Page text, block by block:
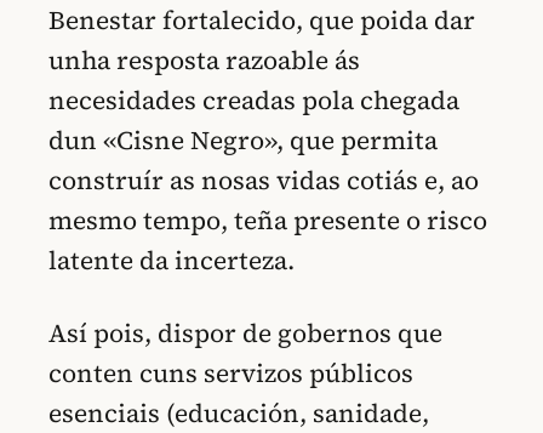
Benestar fortalecido, que poida dar
unha resposta razoable ás
necesidades creadas pola chegada
dun «Cisne Negro», que permita
construír as nosas vidas cotiás e, ao
mesmo tempo, teña presente o risco
latente da incerteza.
Así pois, dispor de gobernos que
conten cuns servizos públicos
esenciais (educación, sanidade,